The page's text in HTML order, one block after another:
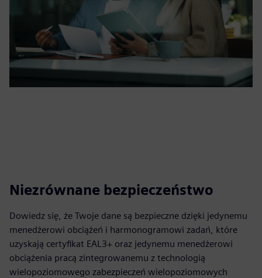
Niezrównane bezpieczeństwo
Dowiedz się, że Twoje dane są bezpieczne dzięki jedynemu
menedżerowi obciążeń i harmonogramowi zadań, które
uzyskają certyfikat EAL3+ oraz jedynemu menedżerowi
obciążenia pracą zintegrowanemu z technologią
wielopoziomowego zabezpieczeń wielopoziomowych